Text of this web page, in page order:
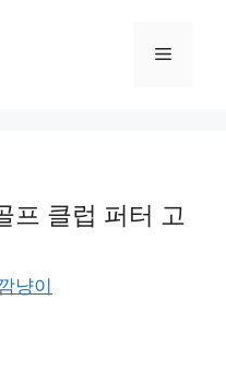
메
프 클럽 퍼터 고
냥이